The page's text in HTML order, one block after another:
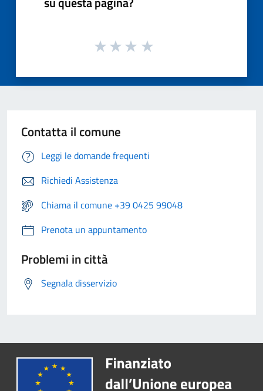
Contatta il comune
Leggi le domande frequenti
Richiedi Assistenza
Chiama il comune +39 0425 99048
Prenota un appuntamento
Problemi in città
Segnala disservizio